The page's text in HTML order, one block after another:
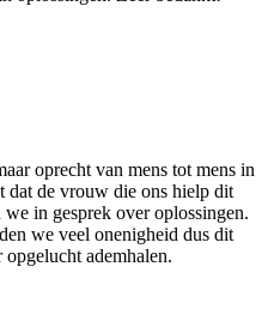
oprecht van mens tot mens in
dat de vrouw die ons hielp dit
in gesprek over oplossingen.
we veel onenigheid dus dit
ademhalen.